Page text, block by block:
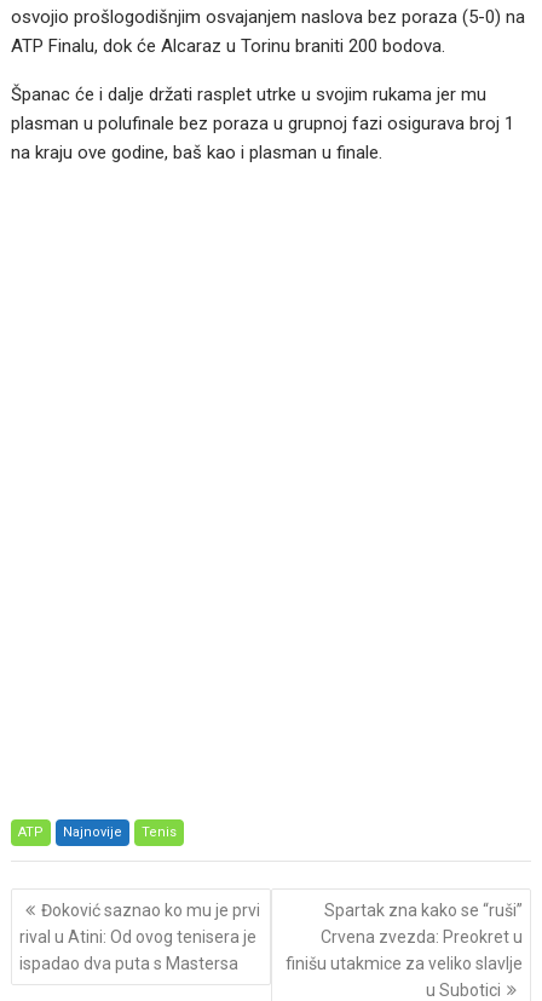
osvojio prošlogodišnjim osvajanjem naslova bez poraza (5-0) na
ATP Finalu, dok će Alcaraz u Torinu braniti 200 bodova.
Španac će i dalje držati rasplet utrke u svojim rukama jer mu
plasman u polufinale bez poraza u grupnoj fazi osigurava broj 1
na kraju ove godine, baš kao i plasman u finale.
ATP Najnovije Tenis
Post
navigation
Đoković saznao ko mu je prvi
rival u Atini: Od ovog tenisera je
ispadao dva puta s Mastersa
Spartak zna kako se “ruši”
Crvena zvezda: Preokret u
finišu utakmice za veliko slavlje
u Subotici